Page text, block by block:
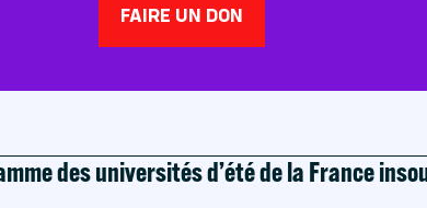
FAIRE UN DON
des universités d’été de la France